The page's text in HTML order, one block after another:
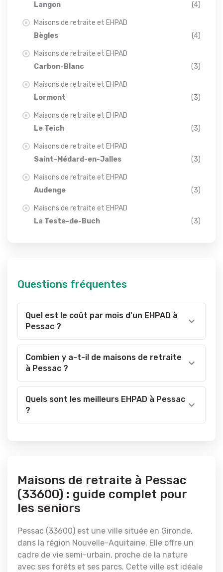
Langon
(4)
Maisons de retraite et EHPAD
Bègles
(4)
Maisons de retraite et EHPAD
Carbon-Blanc
(3)
Maisons de retraite et EHPAD
Lormont
(3)
Maisons de retraite et EHPAD
Le Teich
(3)
Maisons de retraite et EHPAD
Saint-Médard-en-Jalles
(3)
Maisons de retraite et EHPAD
Audenge
(3)
Maisons de retraite et EHPAD
La Teste-de-Buch
(3)
Questions fréquentes
Quel est le coût par mois d'un EHPAD à
Pessac ?
Combien y a-t-il de maisons de retraite
à Pessac ?
Quels sont les meilleurs EHPAD à Pessac
?
Maisons de retraite à Pessac
(33600) : guide complet pour
les seniors
Pessac (33600) est une ville située en Gironde,
dans la région Nouvelle-Aquitaine. Elle offre un
cadre de vie semi-urbain, proche de la nature
avec ses forêts et ses parcs. Cette ville est idéale